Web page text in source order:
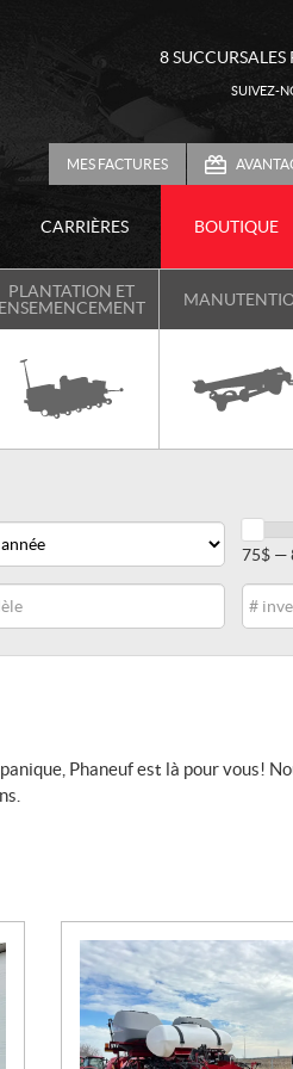
8 SUCCURSALES
SUIVEZ-
MES FACTURES
CARRIÈRES BOUTIQUE
PLANTATION ET
ENSEMENCEMENT
75$ —
Phaneuf est là pour vous!